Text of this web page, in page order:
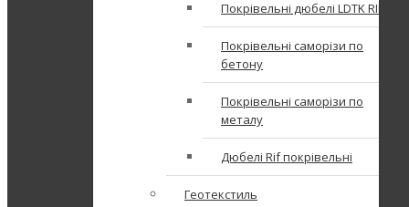
Покрівельні дюбелі LDTK RIF
Покрівельні саморізи по
бетону
Покрівельні саморізи по
металу
Дюбелі Rif покрівельні
Геотекстиль